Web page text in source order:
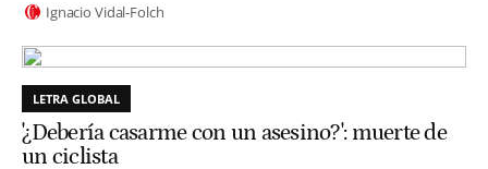
Ignacio Vidal-Folch
LETRA GLOBAL
'¿Debería casarme con un asesino?': muerte de
un ciclista